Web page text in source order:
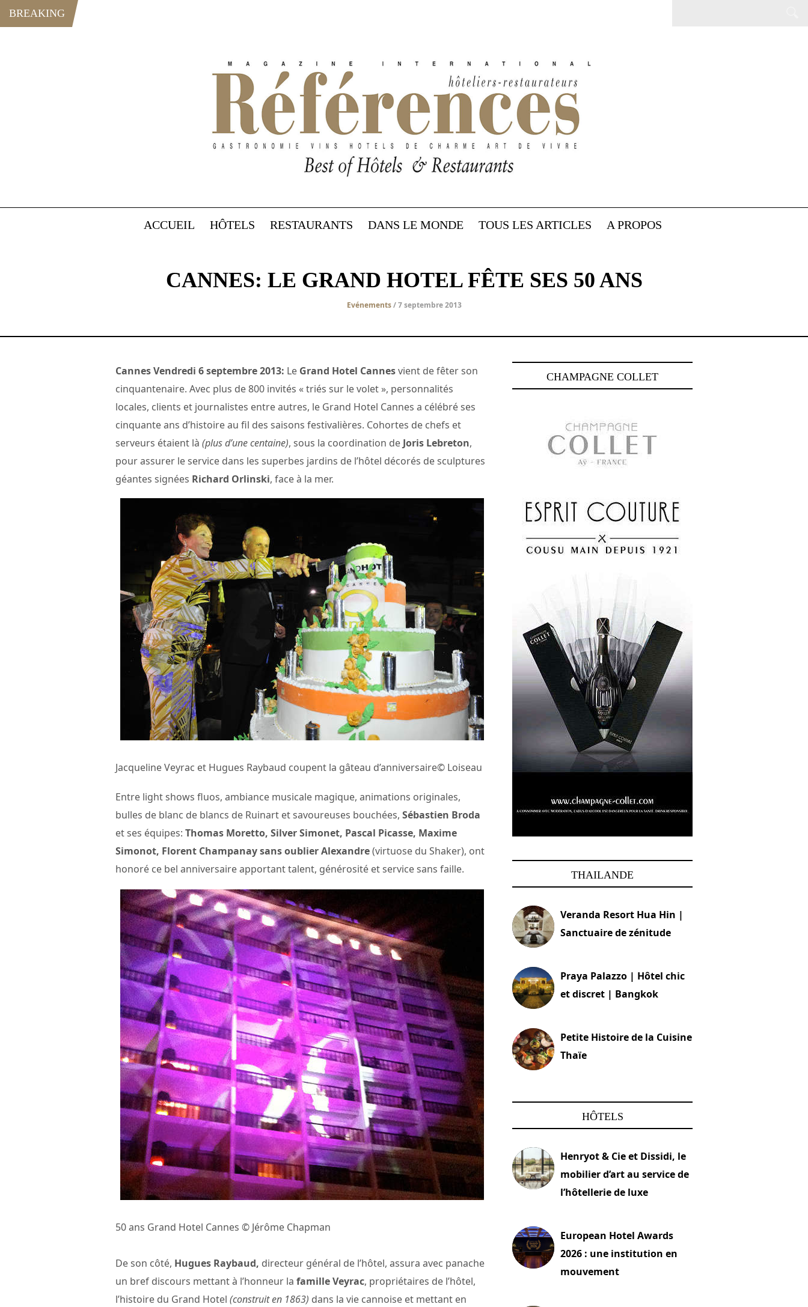
BREAKING
ACCUEIL HÔTELS RESTAURANTS DANS LE MONDE TOUS LES ARTICLES A PROPOS
CANNES: LE GRAND HOTEL FÊTE SES 50 ANS
Evénements/ 7 septembre 2013
Cannes Vendredi 6 septembre 2013: Le Grand Hotel Cannesvient de fêter son
cinquantenaire. Avec plus de 800 invités « triés sur le volet », personnalités
locales, clients et journalistes entre autres, le Grand Hotel Cannes a célébré ses
cinquante ans d’histoire au fil des saisons festivalières. Cohortes de chefs et
serveurs étaient là (plus d’une centaine), sous la coordination de Joris Lebreton,
pour assurer le service dans les superbes jardins de l’hôtel décorés de sculptures
géantes signées Richard Orlinski, face à la mer.
Jacqueline Veyrac et Hugues Raybaud coupent la gâteau d’anniversaire© Loiseau
Entre light shows fluos, ambiance musicale magique, animations originales,
bulles de blanc de blancs de Ruinart et savoureuses bouchées, Sébastien Broda
et ses équipes: Thomas Moretto, Silver Simonet, Pascal Picasse, Maxime
Simonot, Florent Champanay sans oublier Alexandre(virtuose du Shaker), ont
honoré ce bel anniversaire apportant talent, générosité et service sans faille.
50 ans Grand Hotel Cannes © Jérôme Chapman
De son côté, Hugues Raybaud, directeur général de l’hôtel, assura avec panache
un bref discours mettant à l’honneur la famille Veyrac, propriétaires de l’hôtel,
l’histoire du Grand Hotel (construit en 1863) dans la vie cannoise et mettant en
CHAMPAGNE COLLET
THAILANDE
Veranda Resort Hua Hin |
Sanctuaire de zénitude
Praya Palazzo | Hôtel chic
et discret | Bangkok
Petite Histoire de la Cuisine
Thaïe
HÔTELS
Henryot & Cie et Dissidi, le
mobilier d’art au service de
l’hôtellerie de luxe
European Hotel Awards
2026 : une institution en
mouvement